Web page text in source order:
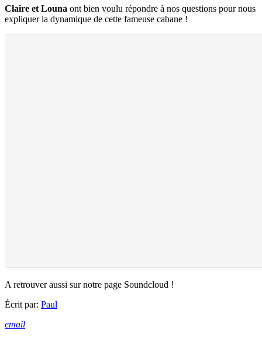
Claire et Louna ont bien voulu répondre à nos questions pour nous
expliquer la dynamique de cette fameuse cabane !
A retrouver aussi sur notre page Soundcloud !
Écrit par: Paul
email